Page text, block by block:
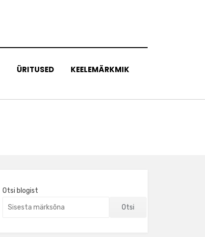
ÜRITUSED
KEELEMÄRKMIK
Otsi blogist
Otsi